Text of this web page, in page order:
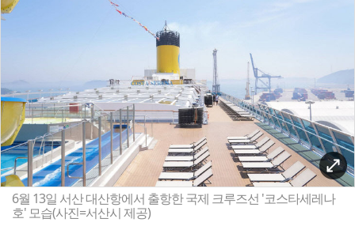
6월 13일 서산 대산항에서 출항한 국제 크루즈선 '코스타세레나
호' 모습(사진=서산시 제공)